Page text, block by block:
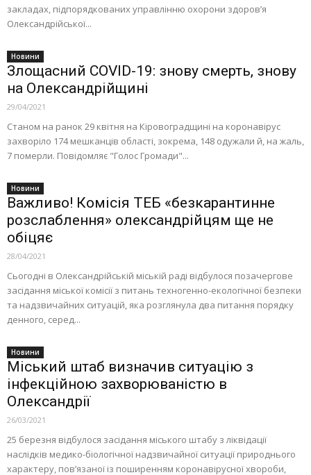
закладах, підпорядкованих управлінню охорони здоров’я
Олександрійської...
Новини
Злощасний COVID-19: знову смерть, знову
на Олександрійщині
29/04/2021
Станом на ранок 29 квітня на Кіровоградщині на коронавірус
захворіло 174 мешканців області, зокрема, 148 одужали й, на жаль,
7 померли. Повідомляє "Голос Громади"...
Новини
Важливо! Комісія ТЕБ «безкарантинне
розслаблення» олександрійцям ще не
обіцяє
28/04/2021
Сьогодні в Олександрійській міській раді відбулося позачергове
засідання міської комісії з питань техногенно-екологічної безпеки
та надзвичайних ситуацій, яка розглянула два питання порядку
денного, серед...
Новини
Міський штаб визначив ситуацію з
інфекційною захворюваністю в
Олександрії
26/03/2021
25 березня відбулося засідання міського штабу з ліквідації
наслідків медико-біологічної надзвичайної ситуації природнього
характеру, пов’язаної із поширенням коронавірусної хвороби,